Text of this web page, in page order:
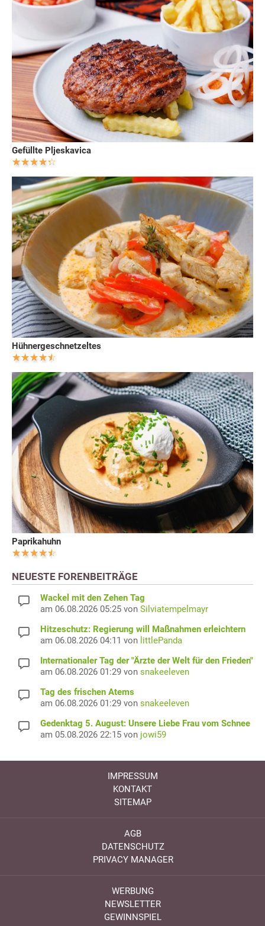
Gefüllte Pljeskavica
Hühnergeschnetzeltes
Paprikahuhn
NEUESTE FORENBEITRÄGE
Wackel mit den Zehen Tag
am 06.08.2026 05:25 von Silviatempelmayr
Hitzeschutz: Regierung will Maßnahmen erleichtern
am 06.08.2026 04:11 von littlePanda
Internationaler Tag der "Ärzte der Welt für den Frieden"
am 06.08.2026 01:29 von snakeeleven
Tag des frischen Atems
am 06.08.2026 01:29 von snakeeleven
Gedenktag 5. August: Unsere Liebe Frau vom Schnee
am 05.08.2026 22:15 von jowi59
IMPRESSUM
KONTAKT
SITEMAP
AGB
DATENSCHUTZ
PRIVACY MANAGER
WERBUNG
NEWSLETTER
GEWINNSPIEL